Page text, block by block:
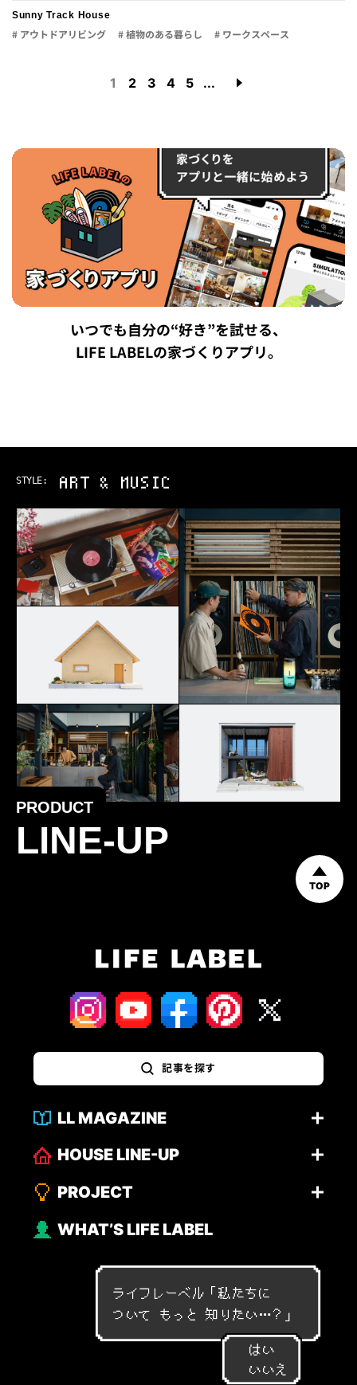
Sunny Track House
# アウトドアリビング # 植物のある暮らし # ワークスペース
1 2 3 4 5 ...
いつでも自分の“好き”を試せる、
LIFE LABELの家づくりアプリ。
STYLE: ART & MUSIC
PRODUCT
LINE-UP
TOP
記事を探す
LL MAGAZINE
HOUSE LINE-UP
PROJECT
WHAT’S LIFE LABEL
ライフレーベル「私 たちに
つ いて も っ と 知 り た い…？ 」
はい
いいえ